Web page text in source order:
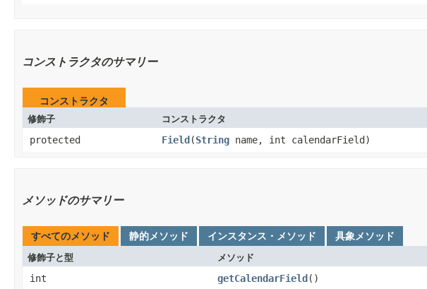
コンストラクタのサマリー
コンストラクタ
修飾子 コンストラクタ
protected Field​(String name, int calendarField)
メソッドのサマリー
すべてのメソッド 静的メソッド インスタンス・メソッド 具象メソッド
修飾子と型 メソッド
int getCalendarField()